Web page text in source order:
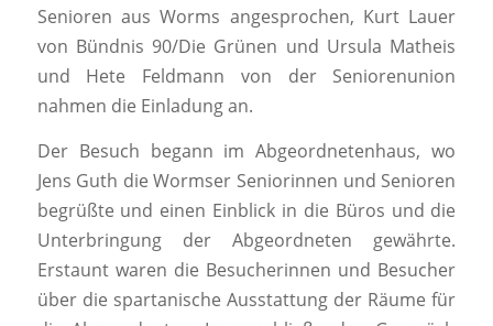
Senioren aus Worms angesprochen, Kurt Lauer
von Bündnis 90/Die Grünen und Ursula Matheis
und Hete Feldmann von der Seniorenunion
nahmen die Einladung an.
Der Besuch begann im Abgeordnetenhaus, wo
Jens Guth die Wormser Seniorinnen und Senioren
begrüßte und einen Einblick in die Büros und die
Unterbringung der Abgeordneten gewährte.
Erstaunt waren die Besucherinnen und Besucher
über die spartanische Ausstattung der Räume für